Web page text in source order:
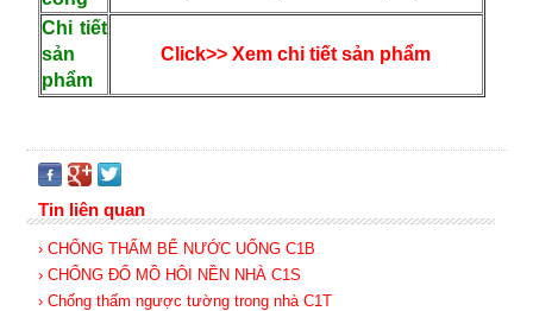
Chi tiết
sản
phẩm
Click>> Xem chi tiết sản phẩm
Tin liên quan
› CHỐNG THẤM BỂ NƯỚC UỐNG C1B
› CHỐNG ĐỔ MỒ HÔI NỀN NHÀ C1S
› Chống thấm ngược tường trong nhà C1T